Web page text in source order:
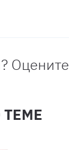
Оцените